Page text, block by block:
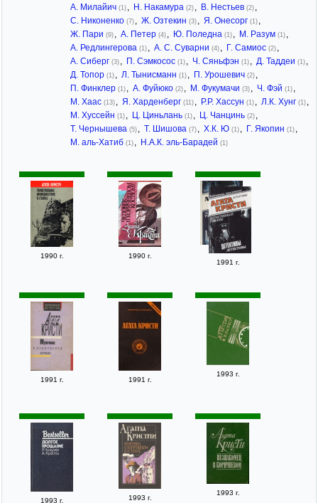
А. Милайич (1) , Н. Накамура (2) , В. Нестьев (2) ,
С. Никоненко (7) , Ж. Озтекин (3) , Я. Онесорг (1) ,
Ж. Пари (9) , А. Петер (4) , Ю. Поледна (1) , М. Разум (1) ,
А. Редлингерова (1) , А. С. Суварни (4) , Г. Самиос (2) ,
А. Сиберг (3) , П. Сэмкосос (1) , Ч. Сяньфэн (1) , Д. Таддеи (1) ,
Д. Топор (1) , Л. Тынисманн (1) , П. Урошевич (2) ,
П. Финклер (1) , А. Фуйюко (2) , М. Фукумачи (3) , Ч. Фэй (1) ,
М. Хаас (13) , Я. Харденберг (11) , Р.Р. Хассун (1) , Л.К. Хунг (1) ,
М. Хуссейн (1) , Ц. Циньлань (1) , Ц. Чанцинь (2) ,
Т. Чернышева (5) , Т. Шишова (7) , Х.К. Ю (1) , Г. Якопин (1) ,
М. аль-Хатиб (1) , Н.А.К. эль-Барадей (1)
1990 г.
1990 г.
1991 г.
1991 г. 1991 г.
1993 г.
1993 г. 1993 г.
1993 г.